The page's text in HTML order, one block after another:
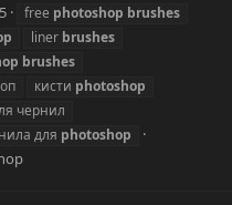
free photoshop brushes
liner brushes
brushes
кисти photoshop
чернил
для photoshop